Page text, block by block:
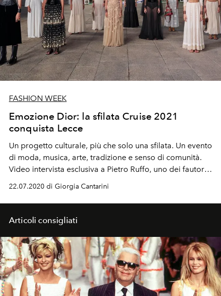
FASHION WEEK
Emozione Dior: la sfilata Cruise 2021
conquista Lecce
Un progetto culturale, più che solo una sfilata. Un evento
di moda, musica, arte, tradizione e senso di comunità.
Video intervista esclusiva a Pietro Ruffo, uno dei fautori
del nuovo corso artistico della maison
22.07.2020 di Giorgia Cantarini
Articoli consigliati